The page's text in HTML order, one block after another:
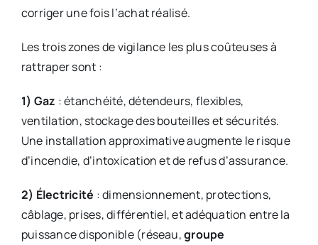
corriger une fois l’achat réalisé.
Les trois zones de vigilance les plus coûteuses à
rattraper sont :
1) Gaz : étanchéité, détendeurs, flexibles,
ventilation, stockage des bouteilles et sécurités.
Une installation approximative augmente le risque
d’incendie, d’intoxication et de refus d’assurance.
2) Électricité : dimensionnement, protections,
câblage, prises, différentiel, et adéquation entre la
puissance disponible (réseau,groupe